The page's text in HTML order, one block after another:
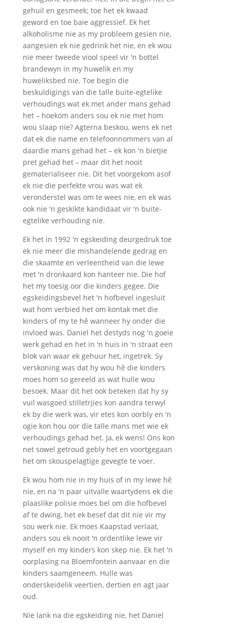
gehuil en gesmeek; toe het ek kwaad
geword en toe baie aggressief. Ek het
alkoholisme nie as my probleem gesien nie,
aangesien ek nie gedrink het nie, en ek wou
nie meer tweede viool speel vir 'n bottel
brandewyn in my huwelik en my
huweliksbed nie. Toe begin die
beskuldigings van die talle buite-egtelike
verhoudings wat ek met ander mans gehad
het – hoekom anders sou ek nie met hom
wou slaap nie? Agterna beskou, wens ek net
dat ek die name en telefoonnommers van al
daardie mans gehad het – ek kon 'n bietjie
pret gehad het – maar dit het nooit
gematerialiseer nie. Dit het voorgekom asof
ek nie die perfekte vrou was wat ek
veronderstel was om te wees nie, en ek was
ook nie 'n geskikte kandidaat vir 'n buite-
egtelike verhouding nie.
Ek het in 1992 'n egskeiding deurgedruk toe
ek nie meer die mishandelende gedrag en
die skaamte en verleentheid van die lewe
met 'n dronkaard kon hanteer nie. Die hof
het my toesig oor die kinders gegee. Die
egskeidingsbevel het 'n hofbevel ingesluit
wat hom verbied het om kontak met die
kinders of my te hê wanneer hy onder die
invloed was. Daniel het destyds nog 'n goeie
werk gehad en het in 'n huis in 'n straat een
blok van waar ek gehuur het, ingetrek. Sy
verskoning was dat hy wou hê die kinders
moes hom so gereeld as wat hulle wou
besoek. Maar dit het ook beteken dat hy sy
vuil wasgoed stilletrjies kon aandra terwyl
ek by die werk was, vir etes kon oorbly en 'n
ogie kon hou oor die talle mans met wie ek
verhoudings gehad het. Ja, ek wens! Ons kon
net sowel getroud gebly het en voortgegaan
het om skouspelagtige gevegte te voer.
Ek wou hom nie in my huis of in my lewe hê
nie, en na 'n paar uitvalle waartydens ek die
plaaslike polisie moes bel om die hofbevel
af te dwing, het ek besef dat dit nie vir my
sou werk nie. Ek moes Kaapstad verlaat,
anders sou ek nooit 'n ordentlike lewe vir
myself en my kinders kon skep nie. Ek het 'n
oorplasing na Bloemfontein aanvaar en die
kinders saamgeneem. Hulle was
onderskeidelik veertien, dertien en agt jaar
oud.
Nie lank na die egskeiding nie, het Daniel